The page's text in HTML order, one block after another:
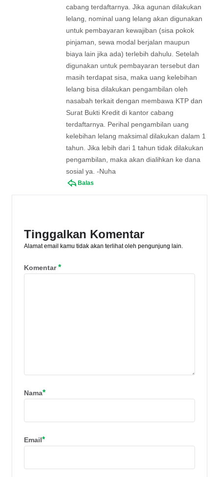
cabang terdaftarnya. Jika agunan dilakukan
lelang, nominal uang lelang akan digunakan
untuk pembayaran kewajiban (sisa pokok
pinjaman, sewa modal berjalan maupun
biaya lain jika ada) terlebih dahulu. Setelah
digunakan untuk pembayaran tersebut dan
masih terdapat sisa, maka uang kelebihan
lelang bisa dilakukan pengambilan oleh
nasabah terkait dengan membawa KTP dan
Surat Bukti Kredit di kantor cabang
terdaftarnya. Perihal pengambilan uang
kelebihan lelang maksimal dilakukan dalam 1
tahun. Jika lebih dari 1 tahun tidak dilakukan
pengambilan, maka akan dialihkan ke dana
sosial ya. -Nuha
Balas
Tinggalkan Komentar
Alamat email kamu tidak akan terlihat oleh pengunjung lain.
Komentar*
Nama*
Email*